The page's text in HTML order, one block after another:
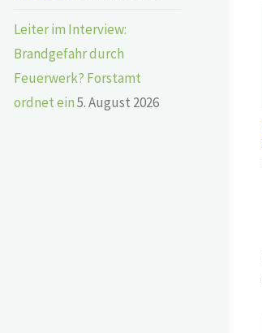
Leiter im Interview:
Brandgefahr durch
Feuerwerk? Forstamt
ordnet ein5. August 2026